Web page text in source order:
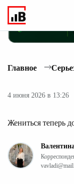
Главное
4 июня 2026 в 13:26
Жениться теперь